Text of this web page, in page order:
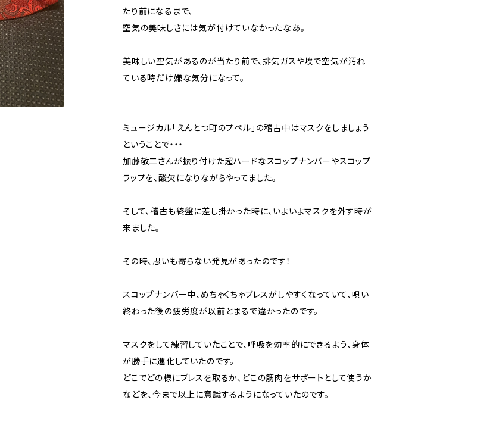
たり前になるまで、
空気の美味しさには気が付けていなかったなあ。
美味しい空気があるのが当たり前で、排気ガスや埃で空気が汚れ
ている時だけ嫌な気分になって。
ミュージカル「えんとつ町のプペル」の稽古中はマスクをしましょう
ということで・・・
加藤敬二さんが振り付けた超ハードなスコップナンバーやスコップ
ラップを、酸欠になりながらやってました。
そして、稽古も終盤に差し掛かった時に、いよいよマスクを外す時が
来ました。
その時、思いも寄らない発見があったのです！
スコップナンバー中、めちゃくちゃブレスがしやすくなっていて、唄い
終わった後の疲労度が以前とまるで違かったのです。
マスクをして練習していたことで、呼吸を効率的にできるよう、身体
が勝手に進化していたのです。
どこでどの様にブレスを取るか、どこの筋肉をサポートとして使うか
などを、今まで以上に意識するようになっていたのです。